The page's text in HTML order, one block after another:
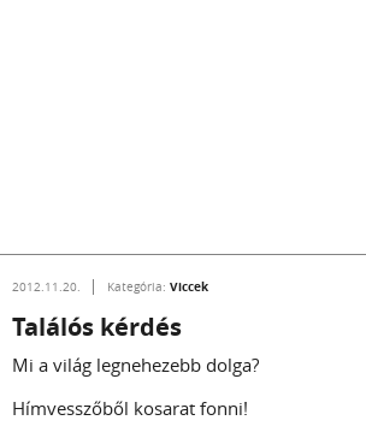
2012.11.20. Kategória: Viccek
Találós kérdés
Mi a világ legnehezebb dolga?
Hímvesszőből kosarat fonni!